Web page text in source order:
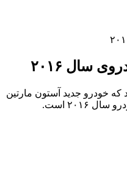
سال ۲۰۱۶
که خودرو جدید آستون مارتین
۲۰۱۶ است.